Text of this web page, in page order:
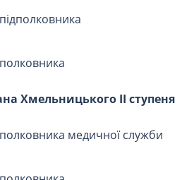
Хмельницького II ступеня
медичної служби